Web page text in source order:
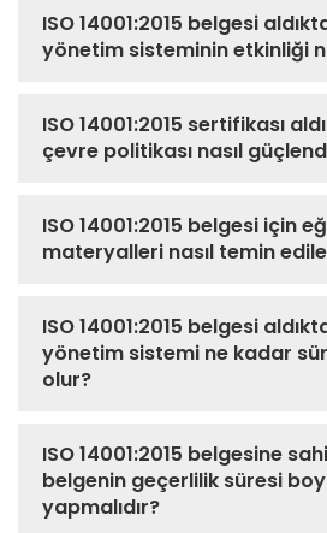
ISO 14001:2015 belgesi
yönetim sisteminin etkinliği
ISO 14001:2015 sertifikası
çevre politikası nasıl
ISO 14001:2015 belgesi için
materyalleri nasıl temin
ISO 14001:2015 belgesi
yönetim sistemi ne kadar
olur?
ISO 14001:2015 belgesine
belgenin geçerlilik süresi
yapmalıdır?